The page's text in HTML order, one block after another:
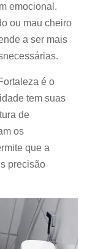
emocional.
ou mau cheiro
a ser mais
é o
tem suas
de
os
que a
precisão